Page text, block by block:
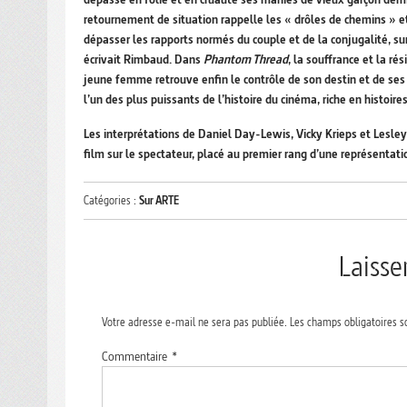
retournement de situation rappelle les « drôles de chemins »
dépasser les rapports normés du couple et de la conjugalité,
écrivait Rimbaud. Dans Phantom Thread, la souffrance et la
jeune femme retrouve enfin le contrôle de son destin et de
l’un des plus puissants de l’histoire du cinéma, riche en
Les interprétations de Daniel Day-Lewis, Vicky Krieps et
film sur le spectateur, placé au premier rang d’une
Catégories : Sur ARTE
Votre adresse e-mail ne sera pas publiée. Les champs obligatoires
Commentaire *